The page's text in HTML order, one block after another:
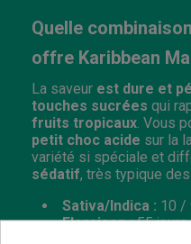
Quelle
offre Karibbean
La saveur est dure et
touches sucrées qui
fruits tropicaux. Vous
petit choc acide sur la
variété si spéciale et
sédatif, très typique
Sativa/Indica : 10 /
Floraison :55